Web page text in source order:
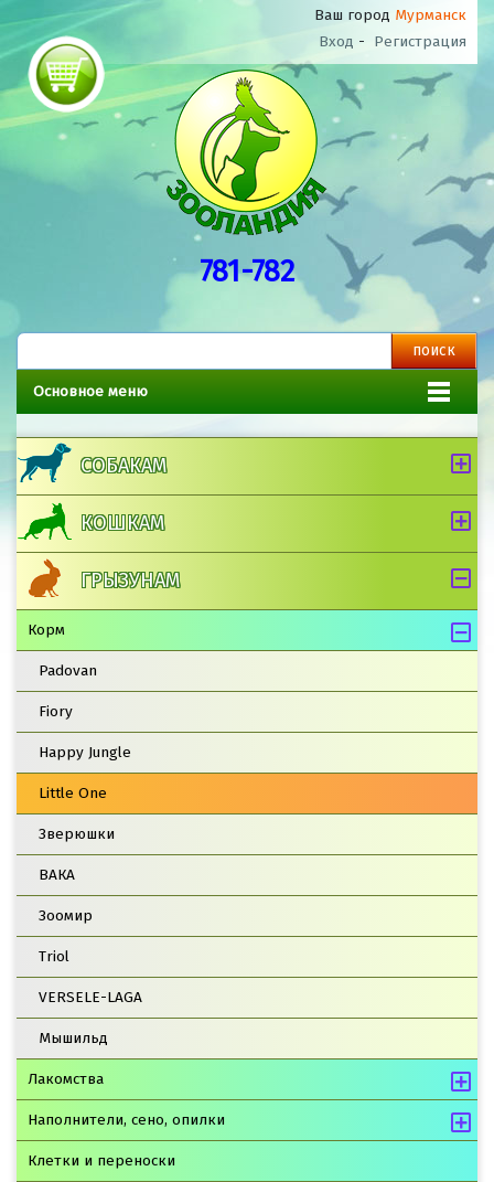
Ваш город Мурманск
Вход - Регистрация
781-782
Основное меню
СОБАКАМ
КОШКАМ
ГРЫЗУНАМ
Корм
Padovan
Fiory
Happy Jungle
Little One
Зверюшки
ВАКА
Зоомир
Triol
VERSELE-LAGA
Мышильд
Лакомства
Наполнители, сено, опилки
Клетки и переноски